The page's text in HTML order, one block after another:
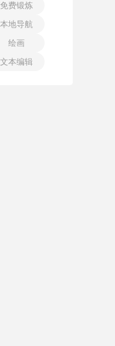
免费锻炼
本地导航
绘画
文本编辑